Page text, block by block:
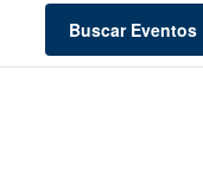
Buscar Eventos